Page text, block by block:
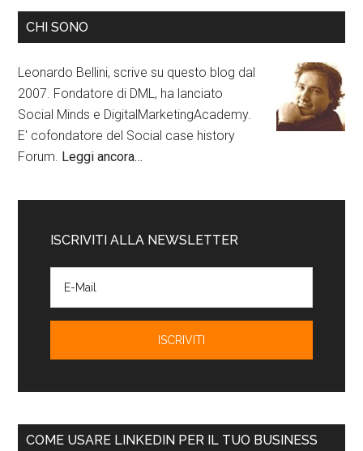
CHI SONO
Leonardo Bellini, scrive su questo blog dal
2007. Fondatore di DML, ha lanciato
Social Minds e DigitalMarketingAcademy.
E' cofondatore del Social case history
Forum. Leggi ancora…
ISCRIVITI ALLA NEWSLETTER
COME USARE LINKEDIN PER IL TUO BUSINESS